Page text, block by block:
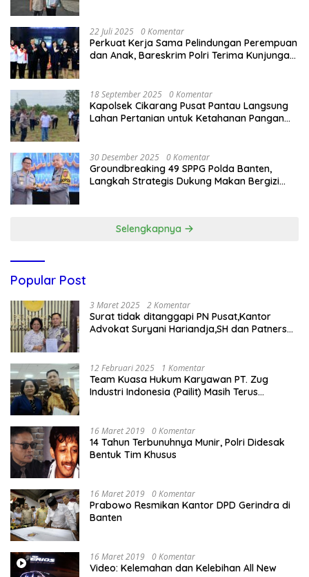
22 Juli 2025 0 Komentar
Perkuat Kerja Sama Pelindungan Perempuan
dan Anak, Bareskrim Polri Terima Kunjungan
18 September 2025 0 Komentar
Kapolsek Cikarang Pusat Pantau Langsung
Lahan Pertanian untuk Ketahanan Pangan
30 Desember 2025 0 Komentar
Groundbreaking 49 SPPG Polda Banten,
Langkah Strategis Dukung Makan Bergizi
Selengkapnya
Popular Post
3 Maret 2025 2 Komentar
Surat tidak ditanggapi PN Pusat,Kantor
Advokat Suryani Hariandja,SH dan Patners
12 Februari 2025 1 Komentar
Team Kuasa Hukum Karyawan PT. Zug
Industri Indonesia (Pailit) Masih Terus
16 Maret 2019 0 Komentar
14 Tahun Terbunuhnya Munir, Polri Didesak
Bentuk Tim Khusus
16 Maret 2019 0 Komentar
Prabowo Resmikan Kantor DPD Gerindra di
Banten
16 Maret 2019 0 Komentar
Video: Kelemahan dan Kelebihan All New